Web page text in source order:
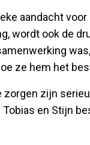
aandacht
wordt ook de
ze hem het
zorgen zijn
en Stijn